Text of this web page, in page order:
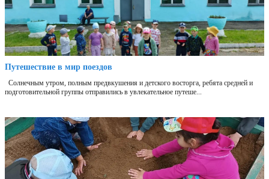
Путешествие в мир поездов
Солнечным утром, полным предвкушения и детского восторга, ребята средней и
подготовительной группы отправились в увлекательное путеше...